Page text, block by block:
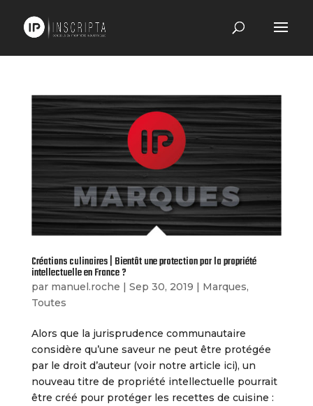
Créations culinaires | Bientôt une protection par la propriété
intellectuelle en France ?
par manuel.roche | Sep 30, 2019 | Marques,
Toutes
Alors que la jurisprudence communautaire
considère qu’une saveur ne peut être protégée
par le droit d’auteur (voir notre article ici), un
nouveau titre de propriété intellectuelle pourrait
être créé pour protéger les recettes de cuisine :